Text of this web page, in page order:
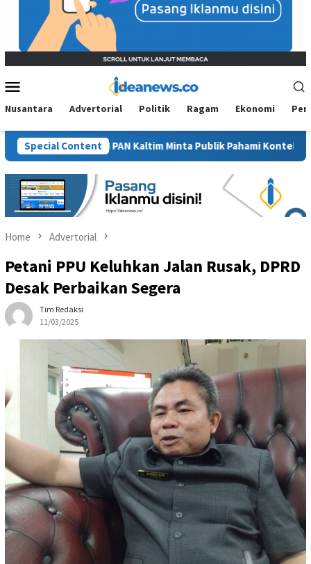
Menu
Nusantara Advertorial Politik Ragam Ekonomi
Special Content
BM PAN Kaltim Minta Publik Pahami Konteks Pidato
Home Advertorial
Petani PPU Keluhkan Jalan Rusak, DPRD
Desak Perbaikan Segera
Tim Redaksi
11/03/2025